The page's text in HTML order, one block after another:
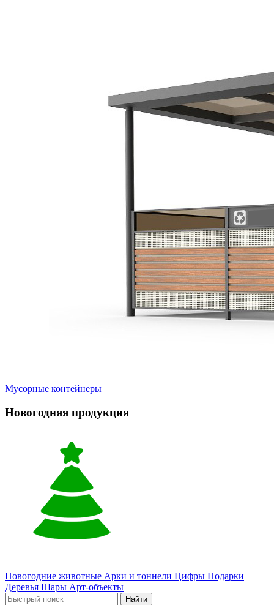
Мусорные контейнеры
Новогодняя продукция
Новогодние животные Арки и тоннели Цифры Подарки
Деревья Шары Арт-объекты
Найти